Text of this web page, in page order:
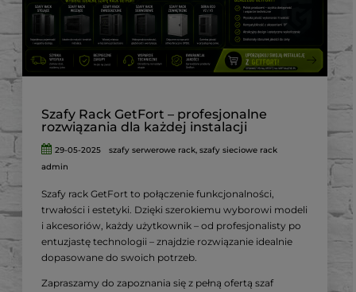
Szafy Rack GetFort – profesjonalne
rozwiązania dla każdej instalacji
29-05-2025 szafy serwerowe rack,szafy sieciowe rack
admin
Szafy rack GetFort to połączenie funkcjonalności,
trwałości i estetyki. Dzięki szerokiemu wyborowi modeli
i akcesoriów, każdy użytkownik – od profesjonalisty po
entuzjastę technologii – znajdzie rozwiązanie idealnie
dopasowane do swoich potrzeb.
Zapraszamy do zapoznania się z pełną ofertą szaf